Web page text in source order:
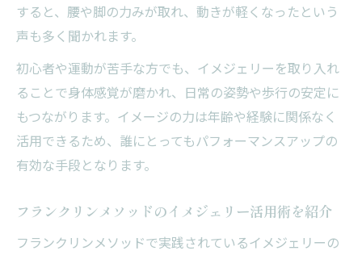
すると、腰や脚の力みが取れ、動きが軽くなったという
声も多く聞かれます。
初心者や運動が苦手な方でも、イメジェリーを取り入れ
ることで身体感覚が磨かれ、日常の姿勢や歩行の安定に
もつながります。イメージの力は年齢や経験に関係なく
活用できるため、誰にとってもパフォーマンスアップの
有効な手段となります。
フランクリンメソッドのイメジェリー活用術を紹介
フランクリンメソッドで実践されているイメジェリーの